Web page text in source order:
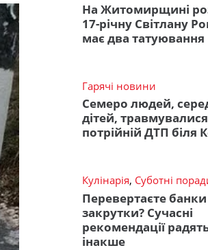
На Житомирщині
17-річну Світлану
має два татуювання
Гарячі новини
Семеро людей,
дітей,
потрійній ДТП біля
Кулінарія, Суботні
Перевертаєте банки
закрутки? Сучасні
рекомендації
інакше